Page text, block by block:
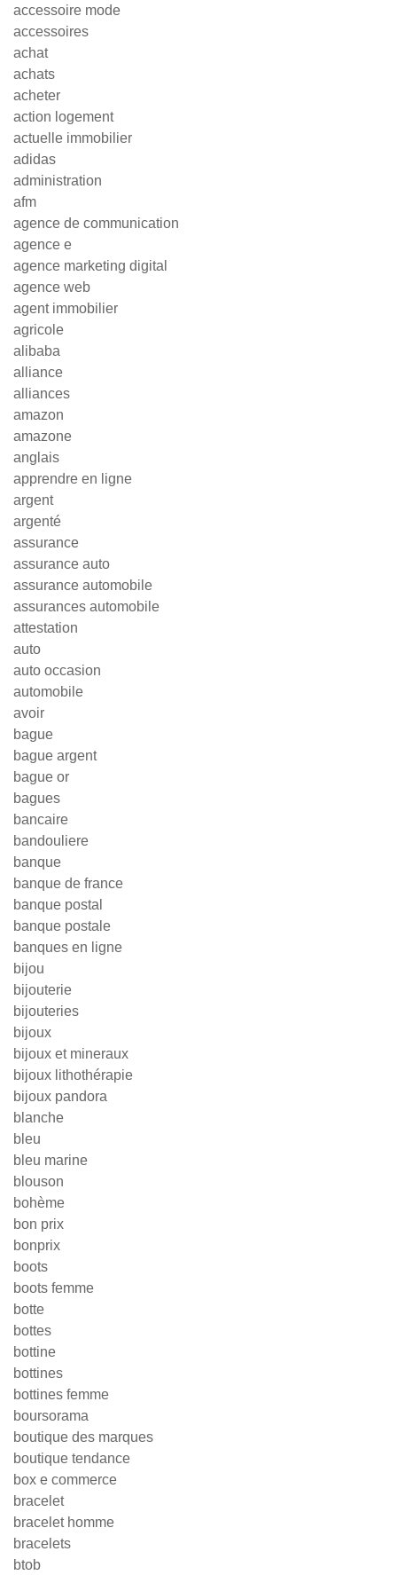
accessoire mode
accessoires
achat
achats
acheter
action logement
actuelle immobilier
adidas
administration
afm
agence de communication
agence e
agence marketing digital
agence web
agent immobilier
agricole
alibaba
alliance
alliances
amazon
amazone
anglais
apprendre en ligne
argent
argenté
assurance
assurance auto
assurance automobile
assurances automobile
attestation
auto
auto occasion
automobile
avoir
bague
bague argent
bague or
bagues
bancaire
bandouliere
banque
banque de france
banque postal
banque postale
banques en ligne
bijou
bijouterie
bijouteries
bijoux
bijoux et mineraux
bijoux lithothérapie
bijoux pandora
blanche
bleu
bleu marine
blouson
bohème
bon prix
bonprix
boots
boots femme
botte
bottes
bottine
bottines
bottines femme
boursorama
boutique des marques
boutique tendance
box e commerce
bracelet
bracelet homme
bracelets
btob